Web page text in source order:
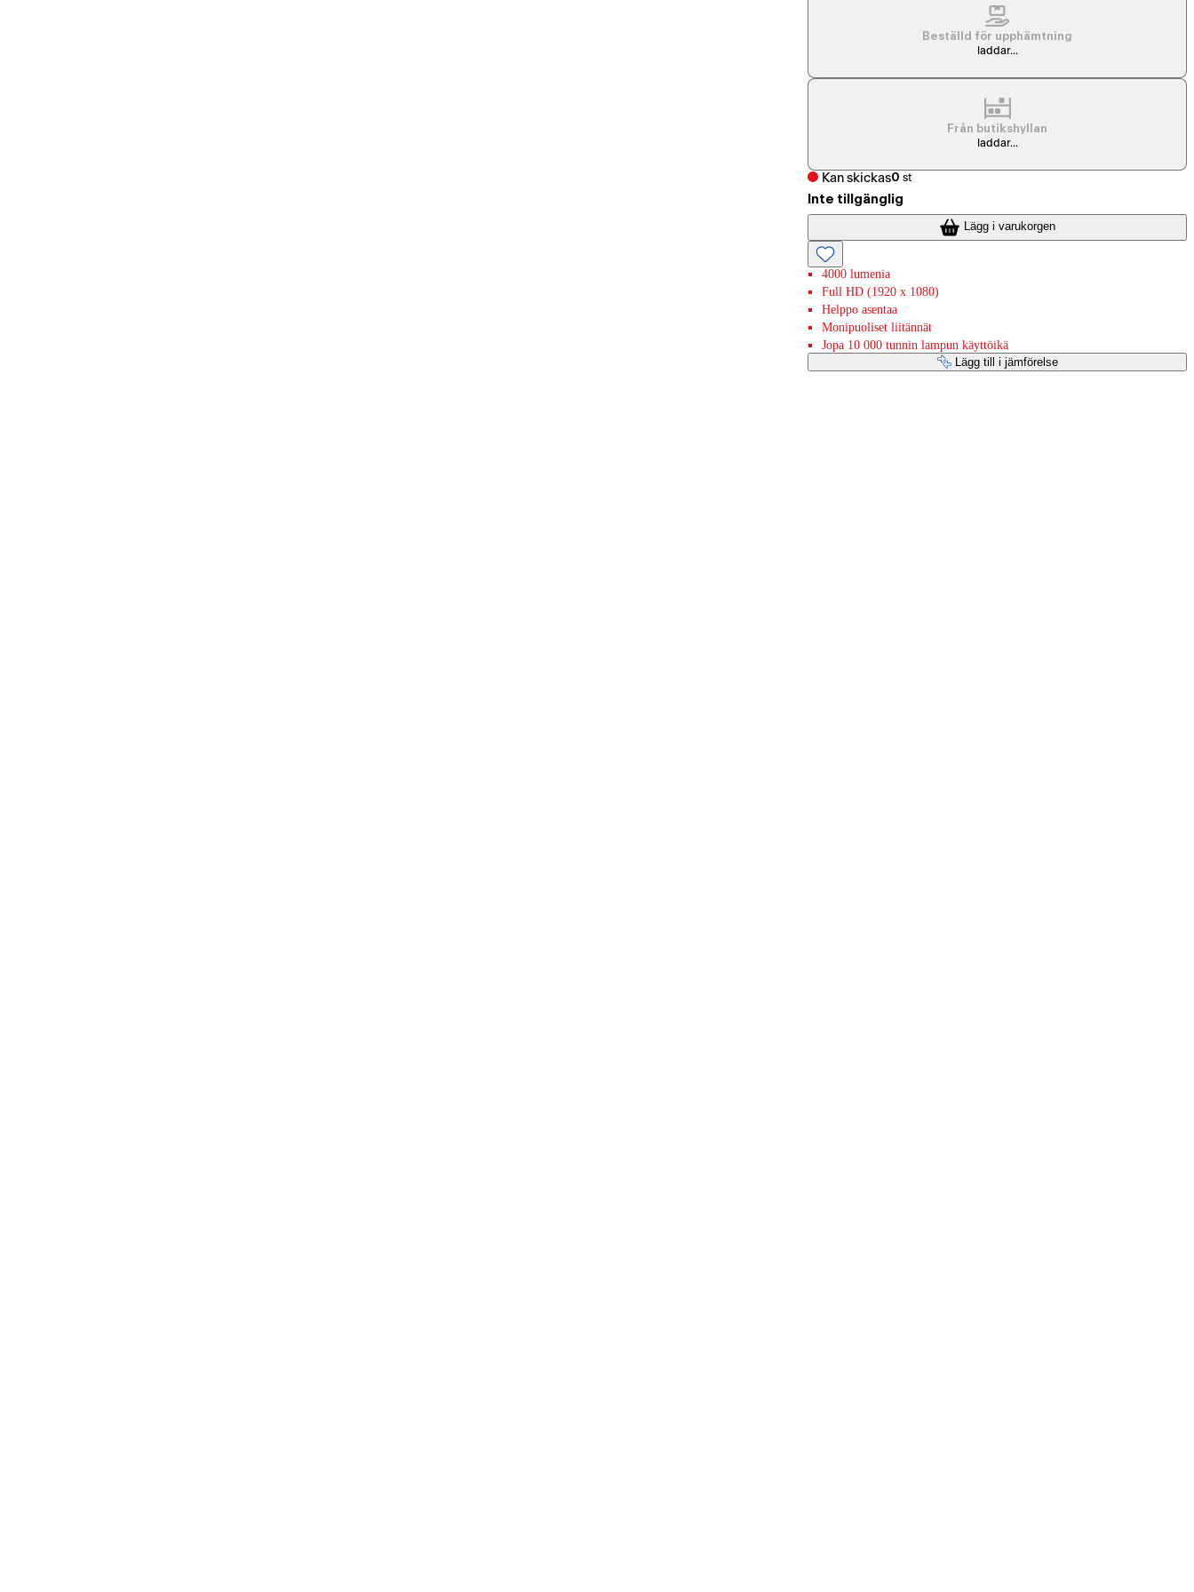
Beställd för upphämtning
laddar...
Från butikshyllan
laddar...
Kan skickas0 st
Inte tillgänglig
Lägg i varukorgen
4000 lumenia
Full HD (1920 x 1080)
Helppo asentaa
Monipuoliset liitännät
Jopa 10 000 tunnin lampun käyttöikä
Lägg till i jämförelse